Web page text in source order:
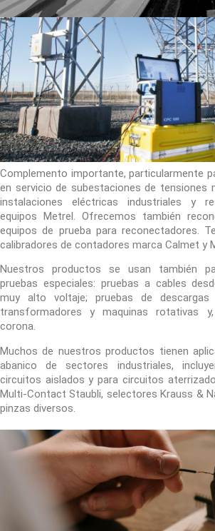
Complemento importante, particularmente
en servicio de subestaciones de tensiones
instalaciones eléctricas industriales y
equipos Metrel. Ofrecemos también
equipos de prueba para reconectadores.
calibradores de contadores marca Calmet y
Nuestros productos se usan también
pruebas especiales: pruebas a cables
muy alto voltaje; pruebas de descargas
transformadores y maquinas rotativas
corona.
Muchos de nuestros productos tienen
abanico de sectores industriales,
circuitos aislados y para circuitos
Multi-Contact Staubli, selectores Krauss &
pinzas diversos.